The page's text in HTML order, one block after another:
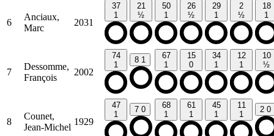
6
Anciaux,
Marc
2031
37
1
21
½
50
1
26
½
29
1
2
½
18
1
7
Dessomme,
François
2002
74
1
8 1
67
1
15
0
34
1
12
1
10
½
8
Counet,
Jean-Michel
1929
47
1
7 0
68
1
61
1
45
1
11
1
2 0